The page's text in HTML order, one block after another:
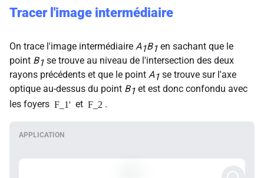
Tracer l'image intermédiaire
On trace l'image intermédiaire A1B1 en sachant que le
point B1 se trouve au niveau de l'intersection des deux
rayons précédents et que le point A1 se trouve sur l'axe
optique au-dessus du point B1 et est donc confondu avec
les foyers F_1' et F_2 .